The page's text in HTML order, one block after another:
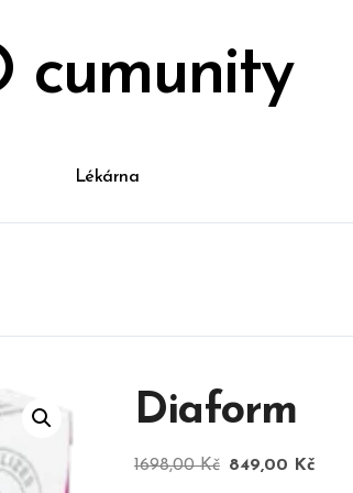
cumunity
Lékárna
Diaform
1698,00Kč Původní
849,00 Kč